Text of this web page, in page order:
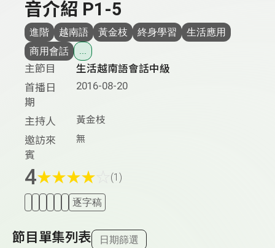
音介紹 P1-5
進階 越南語 黃金枝 終身學習
生活應用
商用會話
...
主節目
生活越南語會話中級
首播日
期
2016-08-20
主持人 黃金枝
邀訪來
賓
無
4★★★★ (1)
逐字稿
節目單集列表 日期篩選